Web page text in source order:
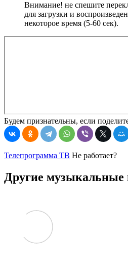
Внимание! не спешите
для загрузки и
некоторое время (5-60 сек).
Будем признательны, если
Телепрограмма ТВ Не работает?
Другие музыкальные